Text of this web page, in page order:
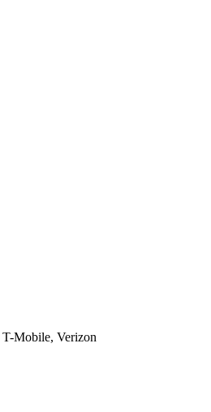
T-Mobile, Verizon